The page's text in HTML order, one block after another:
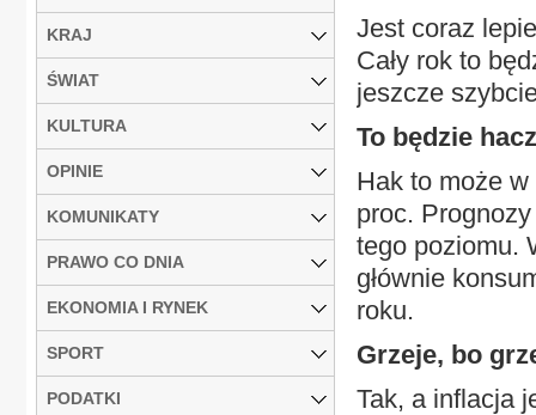
Jest coraz
Cały rok to
jeszcze
To będzie
Hak to może
proc.
tego poziomu.
głównie
roku.
Grzeje, bo
Tak, a inflacja
KRAJ
ŚWIAT
KULTURA
OPINIE
KOMUNIKATY
PRAWO CO DNIA
EKONOMIA I RYNEK
SPORT
PODATKI